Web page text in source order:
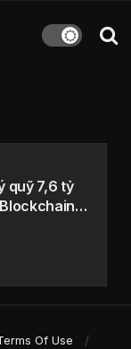
quỹ 7,6 tỷ
hình
Of Use